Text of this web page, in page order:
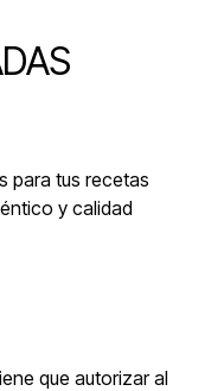
para tus recetas
y calidad
que autorizar al